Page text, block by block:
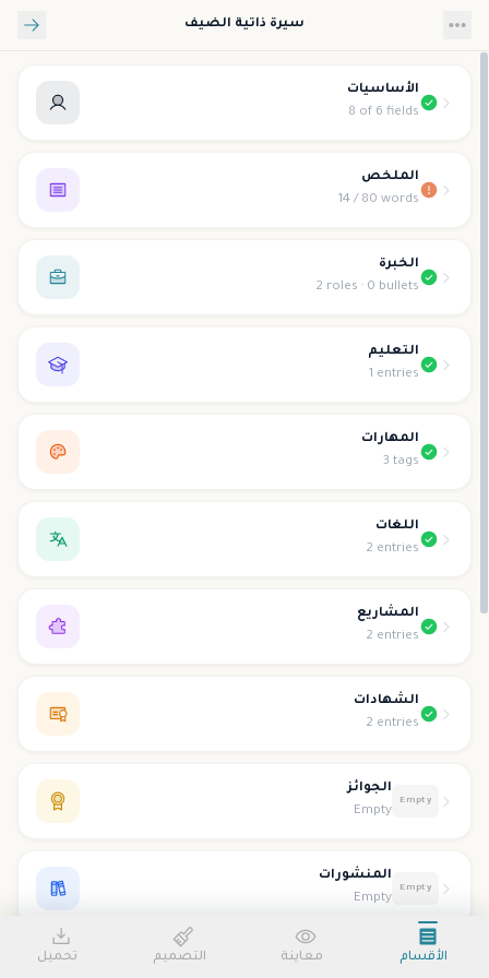
تخطي إلى المحتوى الرئيسيسيرة ذاتية الضيف
الأساسيات
8 of 6 fields
الملخص
14 / 80 words
الخبرة
2 roles · 0 bullets
التعليم
1 entries
المهارات
3 tags
اللغات
2 entries
المشاريع
2 entries
الشهادات
2 entries
الجوائز
Empty
Empty
المنشورات
Empty
Empty
الأقسام معاينة التصميم تحميل